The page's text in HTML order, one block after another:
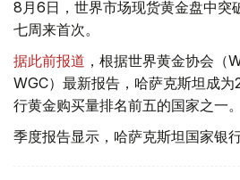
8月6日，世界市场现货黄金盘中
七周来首次。
据此前报道 ，根据世界黄金协会
WGC）最新报告，哈萨克斯坦成
行黄金购买量排名前五的国家之一。
季度报告显示，哈萨克斯坦国家银